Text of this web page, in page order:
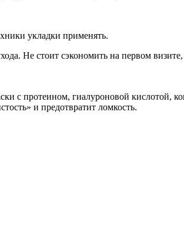
укладки применять.
Не стоит сэкономить на первом визите,
с протеином, гиалуроновой кислотой,
и предотвратит ломкость.